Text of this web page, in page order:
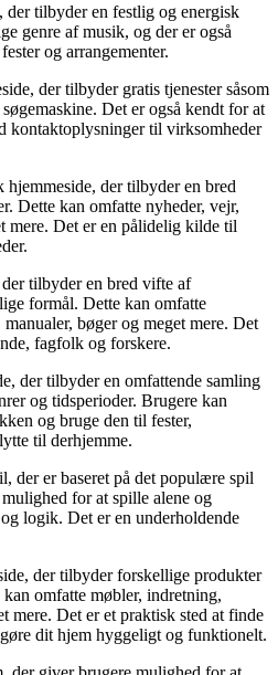
der tilbyder en festlig og energisk
genre af musik, og der er også
og arrangementer.
der tilbyder gratis tjenester såsom
Det er også kendt for at
kontaktoplysninger til virksomheder
der tilbyder en bred
Dette kan omfatte nyheder, vejr,
mere. Det er en pålidelig kilde til
tilbyder en bred vifte af
formål. Dette kan omfatte
bøger og meget mere. Det
fagfolk og forskere.
der tilbyder en omfattende samling
og tidsperioder. Brugere kan
og bruge den til fester,
til derhjemme.
der er baseret på det populære spil
for at spille alene og
logik. Det er en underholdende
der tilbyder forskellige produkter
omfatte møbler, indretning,
mere. Det er et praktisk sted at finde
dit hjem hyggeligt og funktionelt.